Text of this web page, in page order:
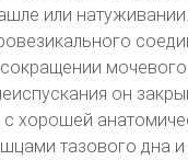
или
он
с хорошей
тазового дна